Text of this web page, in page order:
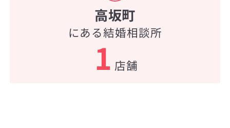
高坂町
にある結婚相談所
1 店舗